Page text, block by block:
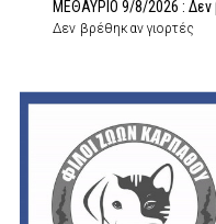
ΜΕΘΑΥΡΙΟ 9/8/2026 : Δεν
Δεν βρέθηκαν γιορτές